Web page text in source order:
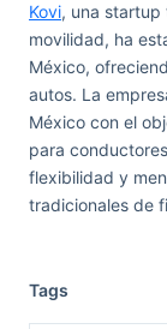
Kovi, una startup
movilidad, ha
México,
autos. La
México con el
para
flexibilidad y
tradicionales de
Tags